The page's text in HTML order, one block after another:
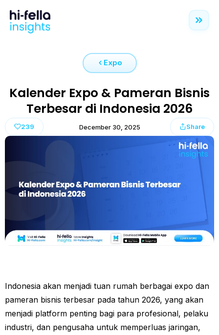
Expo
Kalender Expo & Pameran Bisnis
Terbesar di Indonesia 2026
239 December 30, 2025 Share
Indonesia akan menjadi tuan rumah berbagai expo dan
pameran bisnis terbesar pada tahun 2026, yang akan
menjadi platform penting bagi para profesional, pelaku
industri, dan pengusaha untuk memperluas jaringan,